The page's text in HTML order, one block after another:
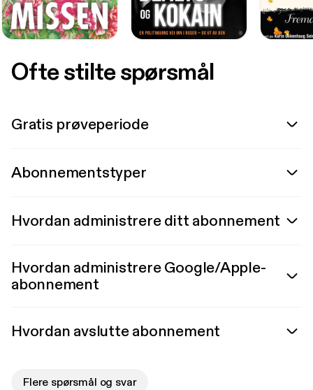
Ofte stilte spørsmål
Gratis prøveperiode
Abonnementstyper
Hvordan administrere ditt abonnement
Hvordan administrere Google/Apple-
abonnement
Hvordan avslutte abonnement
Flere spørsmål og svar